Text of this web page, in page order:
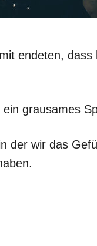
endeten, dass
grausames
der wir das